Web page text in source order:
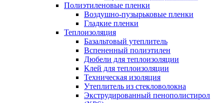
Полиэтиленовые пленки
Воздушно-пузырьковые пленки
Гладкие пленки
Теплоизоляция
Базальтовый утеплитель
Вспененный полиэтилен
Дюбели для теплоизоляции
Клей для теплоизоляции
Техническая изоляция
Утеплитель из стекловолокна
Экструдированный пенополистирол